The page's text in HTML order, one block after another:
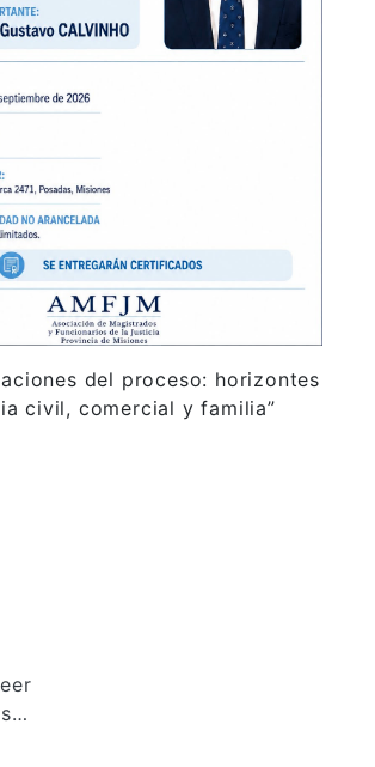
del proceso: horizontes
civil, comercial y familia”